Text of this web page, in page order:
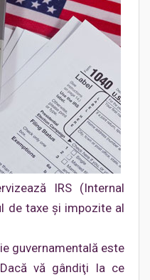
IRS (Internal
de taxe şi impozite al
guvernamentală este
vă gândiţi la ce